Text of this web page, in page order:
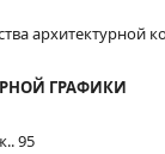
архитектурной
ГРАФИКИ
95